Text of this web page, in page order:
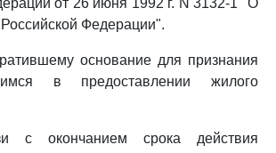
от 26 июня 1992 г. N 3132-1 "О
Российской Федерации".
основание для признания
в предоставлении жилого
с окончанием срока действия